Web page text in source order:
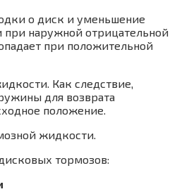
о диск и уменьшение
при наружной отрицательной
при положительной
Как следствие,
для возврата
положение.
жидкости.
тормозов: